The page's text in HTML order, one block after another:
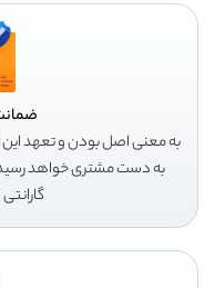
به معنی اصل بودن و تعهد
به دست مشتری خواهد رسید و
گارانتی 48 ساعت می باشد.